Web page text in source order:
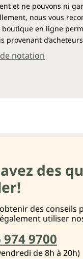
et ne pouvons ni
nous vous
en ligne
provenant
notation
des
des conseils
utiliser
974 9700
de 8h à 20h)